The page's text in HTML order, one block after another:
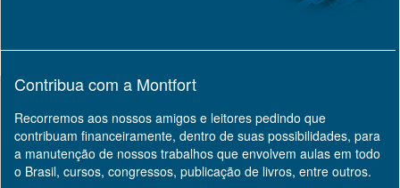
Contribua com a Montfort
Recorremos aos nossos amigos e leitores pedindo que
contribuam financeiramente, dentro de suas possibilidades, para
a manutenção de nossos trabalhos que envolvem aulas em todo
o Brasil, cursos, congressos, publicação de livros, entre outros.